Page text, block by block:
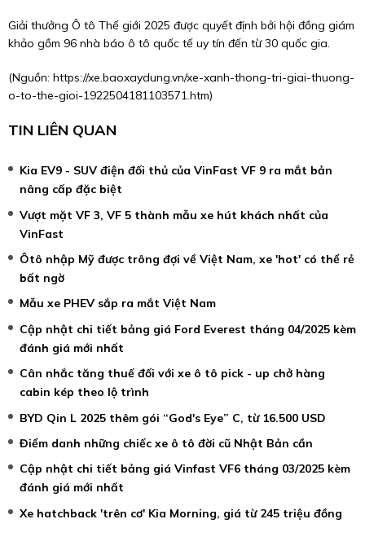
Giải thưởng Ô tô Thế giới 2025 được quyết định bởi hội đồng giám
khảo gồm 96 nhà báo ô tô quốc tế uy tín đến từ 30 quốc gia.
(Nguồn: https://xe.baoxaydung.vn/xe-xanh-thong-tri-giai-thuong-
o-to-the-gioi-1922504181103571.htm)
TIN LIÊN QUAN
Kia EV9 - SUV điện đối thủ của VinFast VF 9 ra mắt bản
nâng cấp đặc biệt
Vượt mặt VF 3, VF 5 thành mẫu xe hút khách nhất của
VinFast
Ôtô nhập Mỹ được trông đợi về Việt Nam, xe 'hot' có thể rẻ
bất ngờ
Mẫu xe PHEV sắp ra mắt Việt Nam
Cập nhật chi tiết bảng giá Ford Everest tháng 04/2025 kèm
đánh giá mới nhất
Cân nhắc tăng thuế đối với xe ô tô pick - up chở hàng
cabin kép theo lộ trình
BYD Qin L 2025 thêm gói “God's Eye” C, từ 16.500 USD
Điểm danh những chiếc xe ô tô đời cũ Nhật Bản cần
Cập nhật chi tiết bảng giá Vinfast VF6 tháng 03/2025 kèm
đánh giá mới nhất
Xe hatchback 'trên cơ' Kia Morning, giá từ 245 triệu đồng